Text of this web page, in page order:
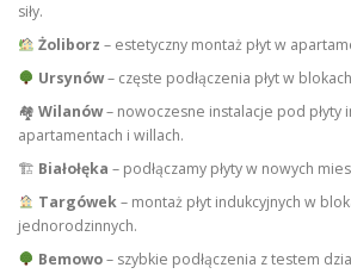
siły.
Żoliborz – estetyczny montaż płyt w
Ursynów– częste podłączenia płyt w
🏘 Wilanów– nowoczesne instalacje pod płyty
apartamentach i willach.
🏗 Białołęka – podłączamy płyty w nowych
Targówek– montaż płyt indukcyjnych w
jednorodzinnych.
Bemowo– szybkie podłączenia z testem